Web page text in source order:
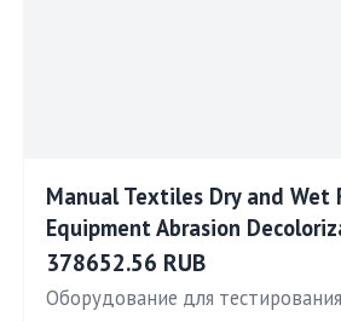
Manual Textiles Dry and Wet
Equipment Abrasion
378652.56 RUB
Оборудование для